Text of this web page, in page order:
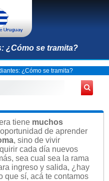
¿Cómo se tramita?
¿Cómo se tramita?
tiene muchos
de aprender
, sino de vivir
cada día nuevos
sea cual sea la rama
ingreso y salida, ¿hay
que sí, acá te contamos